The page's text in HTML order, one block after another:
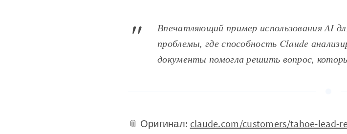
Впечатляющий пример использования AI
проблемы, где способность Claude
документы помогла решить вопрос,
📎 Оригинал: claude.com/customers/tahoe-lead-